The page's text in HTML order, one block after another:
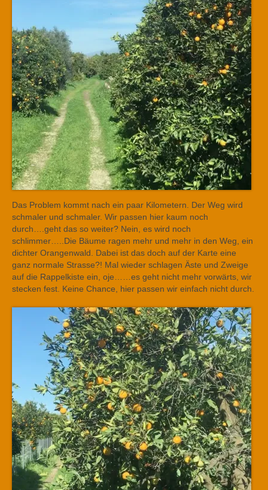
Das Problem kommt nach ein paar Kilometern. Der Weg wird
schmaler und schmaler. Wir passen hier kaum noch
durch….geht das so weiter? Nein, es wird noch
schlimmer…..Die Bäume ragen mehr und mehr in den Weg, ein
dichter Orangenwald. Dabei ist das doch auf der Karte eine
ganz normale Strasse?! Mal wieder schlagen Äste und Zweige
auf die Rappelkiste ein, oje……es geht nicht mehr vorwärts, wir
stecken fest. Keine Chance, hier passen wir einfach nicht durch.